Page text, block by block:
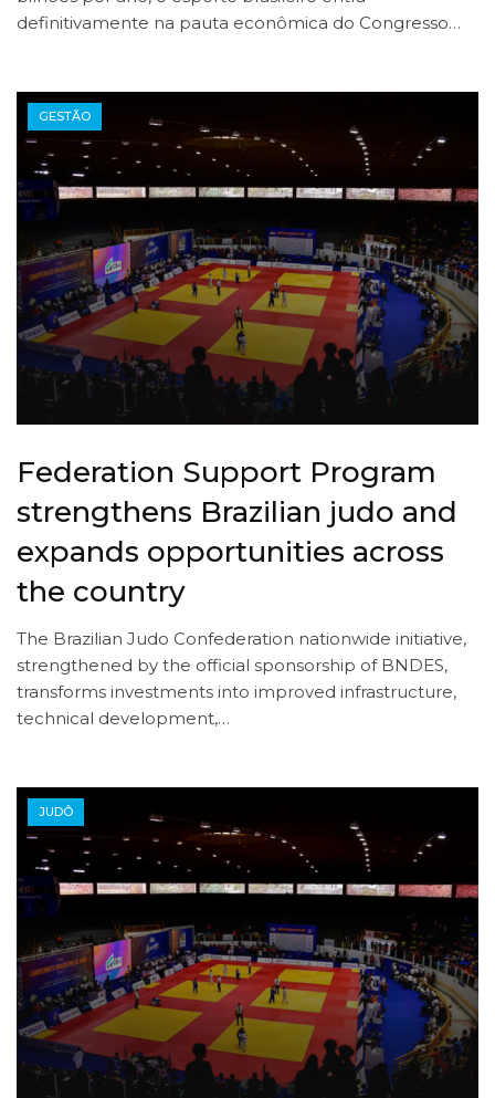
definitivamente na pauta econômica do Congresso…
GESTÃO
Federation Support Program
strengthens Brazilian judo and
expands opportunities across
the country
The Brazilian Judo Confederation nationwide initiative,
strengthened by the official sponsorship of BNDES,
transforms investments into improved infrastructure,
technical development,…
JUDÔ